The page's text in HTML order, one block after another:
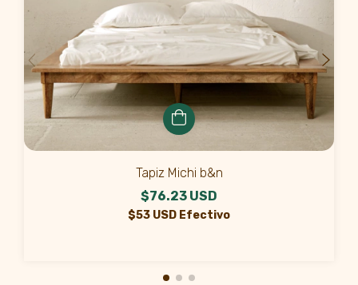
Tapiz Michi b&n
$76.23 USD
$53 USD Efectivo